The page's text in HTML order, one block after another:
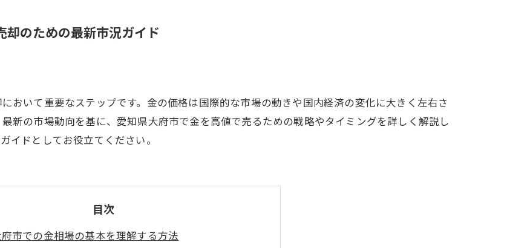
のための最新市況ガイド
おいて重要なステップです。金の価格は国際的な市場の動きや国内経済の変化に大きく左右さ
新の市場動向を基に、愛知県大府市で金を高値で売るための戦略やタイミングを詳しく解説し
イドとしてお役立てください。
目次
市での金相場の基本を理解する方法